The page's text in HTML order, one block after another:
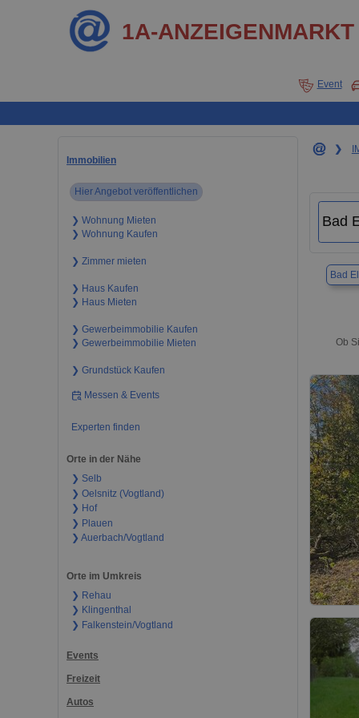
1A-ANZEIGENMARKT
Event
Immobilien
Hier Angebot veröffentlichen
❯ Wohnung Mieten
❯ Wohnung Kaufen
❯ Zimmer mieten
❯ Haus Kaufen
❯ Haus Mieten
❯ Gewerbeimmobilie Kaufen
❯ Gewerbeimmobilie Mieten
❯ Grundstück Kaufen
Messen & Events
Experten finden
Orte in der Nähe
❯ Selb
❯ Oelsnitz (Vogtland)
❯ Hof
❯ Plauen
❯ Auerbach/Vogtland
Orte im Umkreis
❯ Rehau
❯ Klingenthal
❯ Falkenstein/Vogtland
Events
Freizeit
Autos
❯
Bad
Ob